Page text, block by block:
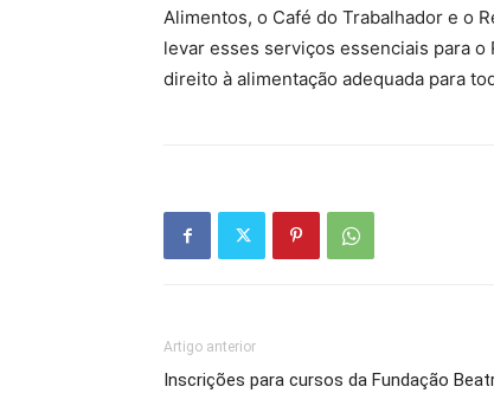
Alimentos, o Café do Trabalhador e o
levar esses serviços essenciais para
direito à alimentação adequada para
Artigo anterior
Inscrições para cursos da Fundação